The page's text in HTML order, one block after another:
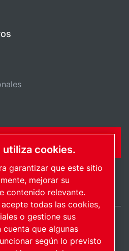
cookies © 2026 Copyright.
/ ES
cookies.
garantizar que este sitio
mejorar su
contenido relevante.
todas las cookies,
o gestione sus
cuenta que algunas
según lo previsto